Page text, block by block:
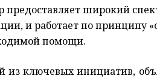
предоставляет широкий
и работает по принципу
помощи.
из ключевых инициатив,